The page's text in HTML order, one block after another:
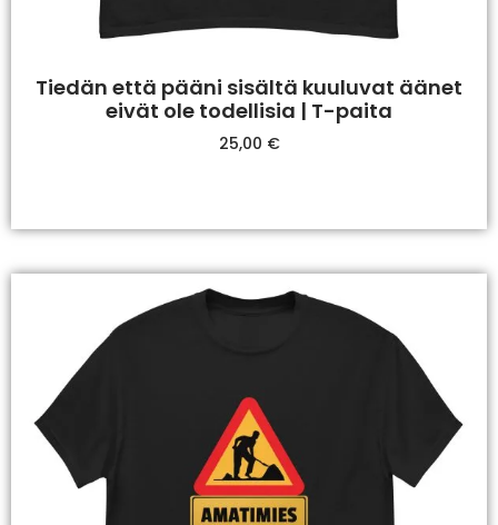
Tiedän että pääni sisältä kuuluvat äänet
eivät ole todellisia | T-paita
25,00 €